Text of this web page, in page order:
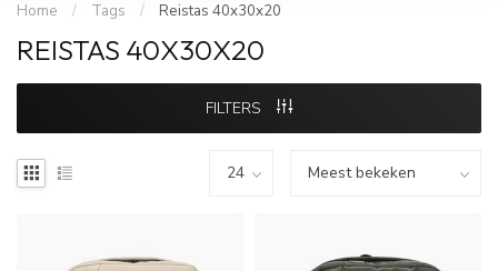
Home / Tags / Reistas 40x30x20
REISTAS 40X30X20
FILTERS